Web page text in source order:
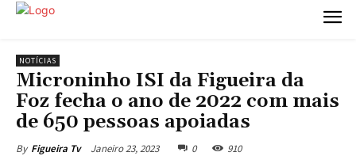
NOTÍCIAS
Microninho ISI da Figueira da
Foz fecha o ano de 2022 com mais
de 650 pessoas apoiadas
By Figueira Tv Janeiro 23, 2023 0 910